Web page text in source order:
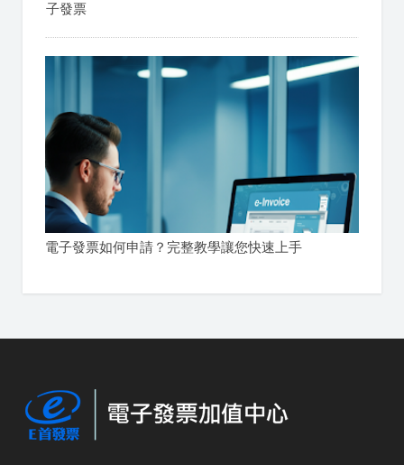
子發票
電子發票如何申請？完整教學讓您快速上手